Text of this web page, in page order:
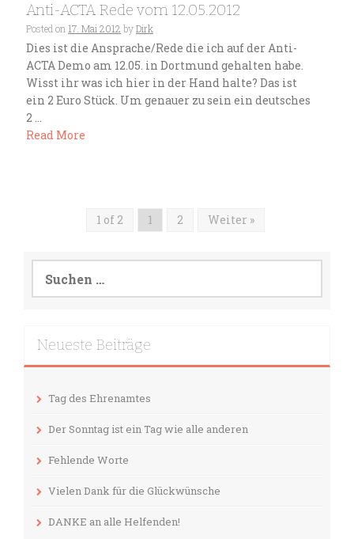
Anti-ACTA Rede vom 12.05.2012
Posted on 17. Mai 2012 byDirk
Dies ist die Ansprache/Rede die ich auf der Anti-
ACTA Demo am 12.05. in Dortmund gehalten habe.
Wisst ihr was ich hier in der Hand halte? Das ist
ein 2 Euro Stück. Um genauer zu sein ein deutsches
2 ...
Read More
1 of 2 1 2 Weiter »
nach:
Neueste Beiträge
Tag des Ehrenamtes
Der Sonntag ist ein Tag wie alle anderen
Fehlende Worte
Vielen Dank für die Glückwünsche
DANKE an alle Helfenden!